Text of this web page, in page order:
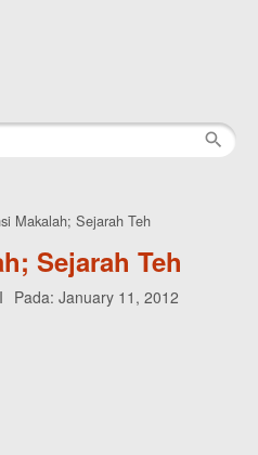
Makalah; Sejarah Teh
Sejarah Teh
Pada: January 11, 2012